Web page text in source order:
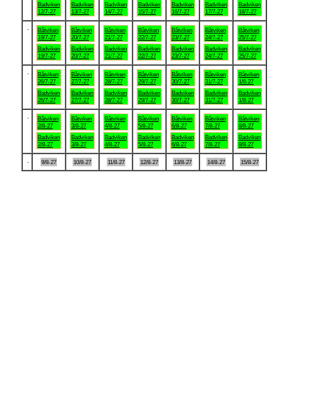
Badviken
12/7-27
Badviken
13/7-27
Badviken
14/7-27
Badviken
15/7-27
Badviken
16/7-27
Badviken
17/7-27
Badviken
18/7-27
Båtviken
19/7-27
Badviken
19/7-27
Båtviken
20/7-27
Badviken
20/7-27
Båtviken
21/7-27
Badviken
21/7-27
Båtviken
22/7-27
Badviken
22/7-27
Båtviken
23/7-27
Badviken
23/7-27
Båtviken
24/7-27
Badviken
24/7-27
Båtviken
25/7-27
Badviken
25/7-27
Båtviken
26/7-27
Badviken
26/7-27
Båtviken
27/7-27
Badviken
27/7-27
Båtviken
28/7-27
Badviken
28/7-27
Båtviken
29/7-27
Badviken
29/7-27
Båtviken
30/7-27
Badviken
30/7-27
Båtviken
31/7-27
Badviken
31/7-27
Båtviken
1/8-27
Badviken
1/8-27
Båtviken
2/8-27
Badviken
2/8-27
Båtviken
3/8-27
Badviken
3/8-27
Båtviken
4/8-27
Badviken
4/8-27
Båtviken
5/8-27
Badviken
5/8-27
Båtviken
6/8-27
Badviken
6/8-27
Båtviken
7/8-27
Badviken
7/8-27
Båtviken
8/8-27
Badviken
8/8-27
9/8-27 10/8-27 11/8-27 12/8-27 13/8-27 14/8-27 15/8-27